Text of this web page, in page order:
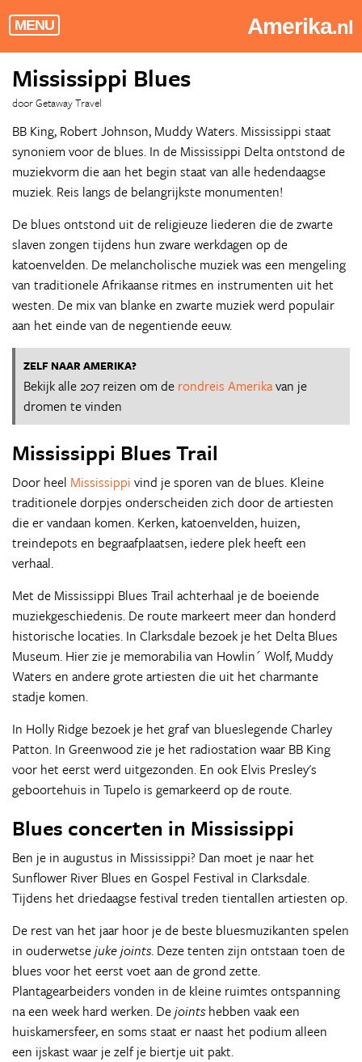
MENU Amerika.nl
Mississippi Blues
door Getaway Travel
BB King, Robert Johnson, Muddy Waters. Mississippi staat
synoniem voor de blues. In de Mississippi Delta ontstond de
muziekvorm die aan het begin staat van alle hedendaagse
muziek. Reis langs de belangrijkste monumenten!
De blues ontstond uit de religieuze liederen die de zwarte
slaven zongen tijdens hun zware werkdagen op de
katoenvelden. De melancholische muziek was een mengeling
van traditionele Afrikaanse ritmes en instrumenten uit het
westen. De mix van blanke en zwarte muziek werd populair
aan het einde van de negentiende eeuw.
ZELF NAAR AMERIKA?
Bekijk alle 207 reizen om de rondreis Amerikavan je
dromen te vinden
Mississippi Blues Trail
Door heel Mississippi vind je sporen van de blues. Kleine
traditionele dorpjes onderscheiden zich door de artiesten
die er vandaan komen. Kerken, katoenvelden, huizen,
treindepots en begraafplaatsen, iedere plek heeft een
verhaal.
Met de Mississippi Blues Trail achterhaal je de boeiende
muziekgeschiedenis. De route markeert meer dan honderd
historische locaties. In Clarksdale bezoek je het Delta Blues
Museum. Hier zie je memorabilia van Howlin´ Wolf, Muddy
Waters en andere grote artiesten die uit het charmante
stadje komen.
In Holly Ridge bezoek je het graf van blueslegende Charley
Patton. In Greenwood zie je het radiostation waar BB King
voor het eerst werd uitgezonden. En ook Elvis Presley's
geboortehuis in Tupelo is gemarkeerd op de route.
Blues concerten in Mississippi
Ben je in augustus in Mississippi? Dan moet je naar het
Sunflower River Blues en Gospel Festival in Clarksdale.
Tijdens het driedaagse festival treden tientallen artiesten op.
De rest van het jaar hoor je de beste bluesmuzikanten spelen
in ouderwetsejuke joints. Deze tenten zijn ontstaan toen de
blues voor het eerst voet aan de grond zette.
Plantagearbeiders vonden in de kleine ruimtes ontspanning
na een week hard werken. Dejointshebben vaak een
huiskamersfeer, en soms staat er naast het podium alleen
een ijskast waar je zelf je biertje uit pakt.